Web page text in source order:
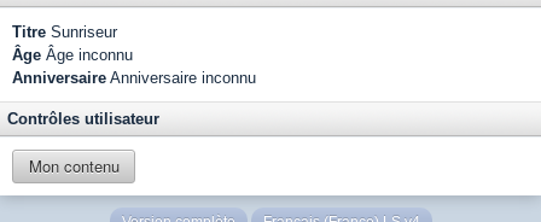
Titre Sunriseur
Âge Âge inconnu
Anniversaire Anniversaire inconnu
Contrôles utilisateur
Mon contenu